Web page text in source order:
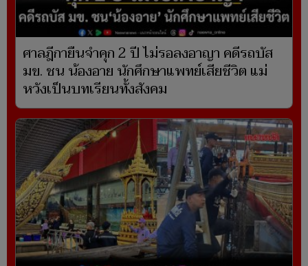
ศาลฎีกายืนจำคุก 2 ปี ไม่รอลงอาญา คดีรถบัส
มข. ชน น้องอาย นักศึกษาแพทย์เสียชีวิต แม่
หวังเป็นบทเรียนทั้งสังคม